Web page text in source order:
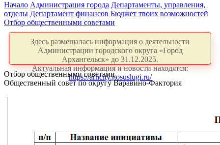
Начало Администрация города Департаменты, управления,
отделы Департамент финансов Бюджет твоих возможностей
Отбор общественными советами
Здесь размещалась информация о деятельности
Администрации городского округа «Город
Архангельск» до 31.12.2025.
Актуальная информация и новости находятся:
https://arhcity.gosuslugi.ru/
Отбор общественными советами
Общественный совет по округу Варавино-Фактория